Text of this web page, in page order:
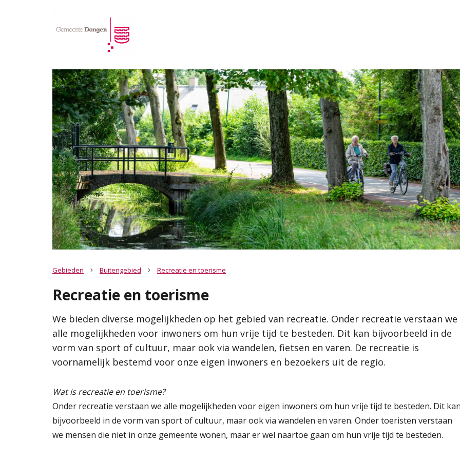
Welkom bij de online omgevingsvisie van
de gemeente Dongen.
In de omgevingsvisie laten we zien waar
de gemeente Dongen voor staat en waar
we naar toe willen in de toekomst. De
combinatie van ‘thema’s’, ‘waarden’ en
‘ambities’ bepaalt de mogelijkheden voor
nieuwe initiatieven in onze verschillende
Wat is een omgevingsvisie?
Hoe werkt de website?
Rol van de gemeente
Regionale samenwerking
Samenvattingskaart
Contact
De economie van morgen
De gezonde leefomgeving
Een duurzame toekomst
Thema's
Wonen
Voorzieningen
Cultureel erfgoed
Gezondheid en welzijn
Toon alle
Waarden
Sociale kracht
Cultuurhistorie en erfgoed
Kern Dongen
Historische linten
Bedrijventerreinen
Buitengebied Recreatie en toerisme
Recreatie en toerisme
We bieden diverse mogelijkheden op het gebied van recreatie. Onder
recreatie verstaan we alle mogelijkheden voor inwoners om hun vrije
tijd te besteden. Dit kan bijvoorbeeld in de vorm van sport of
cultuur, maar ook via wandelen, fietsen en varen. De recreatie is
voornamelijk bestemd voor onze eigen inwoners en bezoekers uit de
Gebieden Buitengebied Recreatie en toerisme
Recreatie en toerisme
We bieden diverse mogelijkheden op het gebied van recreatie. Onder recreatie verstaan we
alle mogelijkheden voor inwoners om hun vrije tijd te besteden. Dit kan bijvoorbeeld in de
vorm van sport of cultuur, maar ook via wandelen, fietsen en varen. De recreatie is
voornamelijk bestemd voor onze eigen inwoners en bezoekers uit de regio.
Wat is recreatie en toerisme?
Onder recreatie verstaan we alle mogelijkheden voor eigen inwoners om hun vrije tijd te besteden. Dit
bijvoorbeeld in de vorm van sport of cultuur, maar ook via wandelen en varen. Onder toeristen verstaan
we mensen die niet in onze gemeente wonen, maar er wel naartoe gaan om hun vrije tijd te besteden.